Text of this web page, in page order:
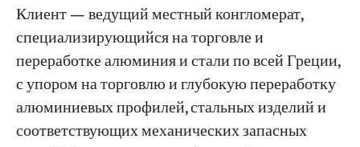
Клиент — ведущий местный конгломерат,
специализирующийся на торговле и
переработке алюминия и стали по всей Греции,
с упором на торговлю и глубокую переработку
алюминиевых профилей, стальных изделий и
соответствующих механических запасных